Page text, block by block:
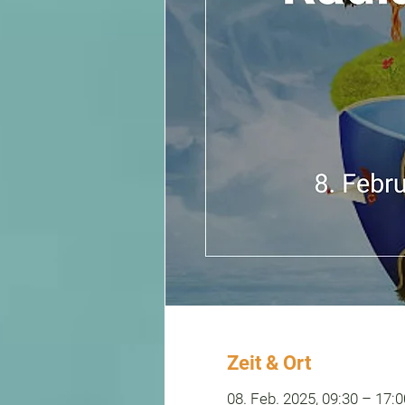
Zeit & Ort
08. Feb. 2025, 09:30 –